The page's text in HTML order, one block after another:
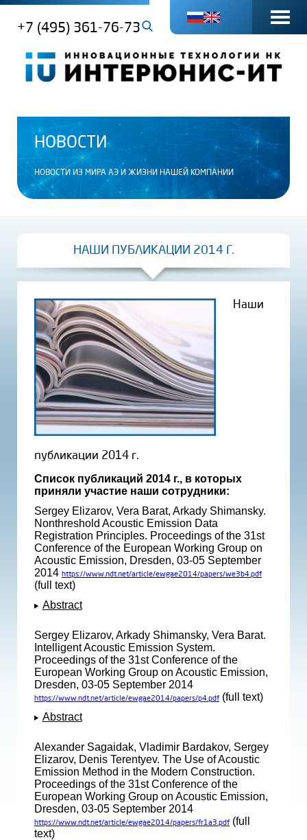
+7 (495) 361-76-73
НОВОСТИ
НОВОСТИ ИЗ МИРА АЭ И ЖИЗНИ НАШЕЙ КОМПАНИИ
НАШИ ПУБЛИКАЦИИ 2014 Г.
Наши
публикации 2014 г.
Список публикаций 2014 г., в которых
приняли участие наши сотрудники:
Sergey Elizarov, Vera Barat, Arkady Shimansky.
Nonthreshold Acoustic Emission Data
Registration Principles. Proceedings of the 31st
Conference of the European Working Group on
Acoustic Emission, Dresden, 03-05 September
2014 https://www.ndt.net/article/ewgae2014/papers/we3b4.pdf
(full text)
Abstract
Sergey Elizarov, Arkady Shimansky, Vera Barat.
Intelligent Acoustic Emission System.
Proceedings of the 31st Conference of the
European Working Group on Acoustic Emission,
Dresden, 03-05 September 2014
https://www.ndt.net/article/ewgae2014/papers/p4.pdf (full text)
Abstract
Alexander Sagaidak, Vladimir Bardakov, Sergey
Elizarov, Denis Terentyev. The Use of Acoustic
Emission Method in the Modern Construction.
Proceedings of the 31st Conference of the
European Working Group on Acoustic Emission,
Dresden, 03-05 September 2014
https://www.ndt.net/article/ewgae2014/papers/fr1a3.pdf (full
text)